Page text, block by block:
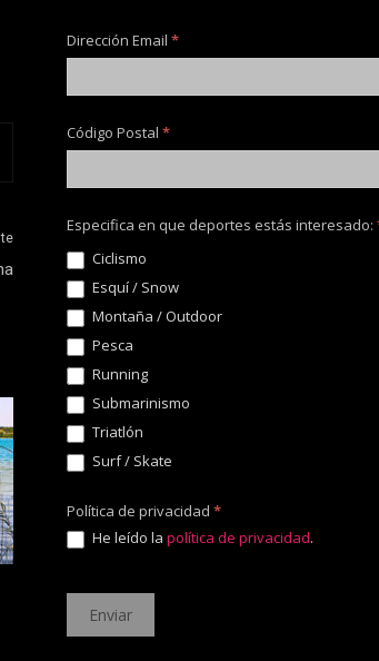
Dirección Email *
Código Postal *
Especifica en que deportes estás interesado:
Ciclismo
Esquí / Snow
Montaña / Outdoor
Pesca
Running
Submarinismo
Triatlón
Surf / Skate
Política de privacidad *
He leído la política de privacidad.